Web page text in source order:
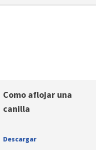
Como aflojar una
canilla
Descargar